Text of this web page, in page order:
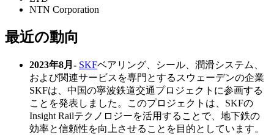
NTN Corporation
最近の動向
2023年8月- SKFベアリング、シール、潤滑システム、
および関連サービスを専門とするスウェーデンの企業
SKFは、中国の寧波鉄道交通プロジェクトに参画する
ことを発表しました。このプロジェクトは、SKFの
Insight Railテクノロジーを活用することで、地下鉄の
効率と信頼性を向上させることを目的としています。